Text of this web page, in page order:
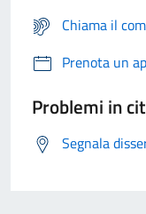
Chiama il
Prenota un
Problemi in
Segnala